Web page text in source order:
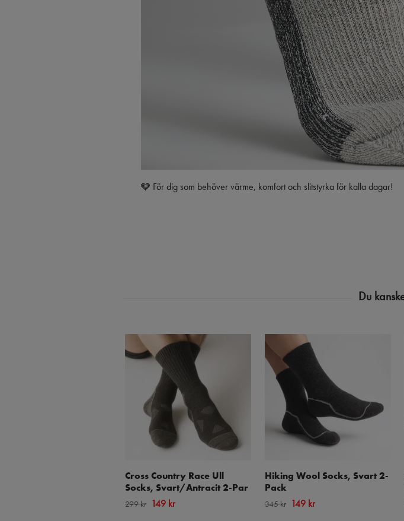
🩶 För dig som behöver värme, komfort och slitstyrka för kalla dagar!
Cross Country Race Ull
Socks, Svart/Antracit 2-Par
299 kr 149 kr
Hiking Wool Socks, Svart 2-
Pack
345 kr 149 kr